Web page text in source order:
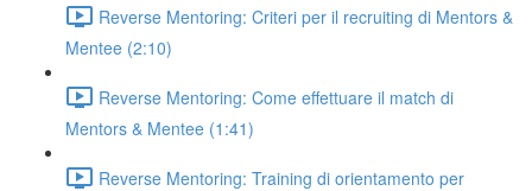
Reverse Mentoring: Criteri per il recruiting di Mentors &
Mentee (2:10)
Reverse Mentoring: Come effettuare il match di
Mentors & Mentee (1:41)
Reverse Mentoring: Training di orientamento per